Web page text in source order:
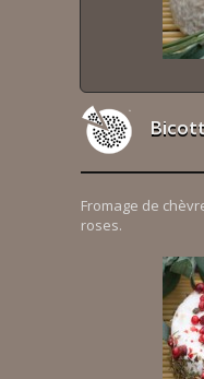
Fromage de
roses.